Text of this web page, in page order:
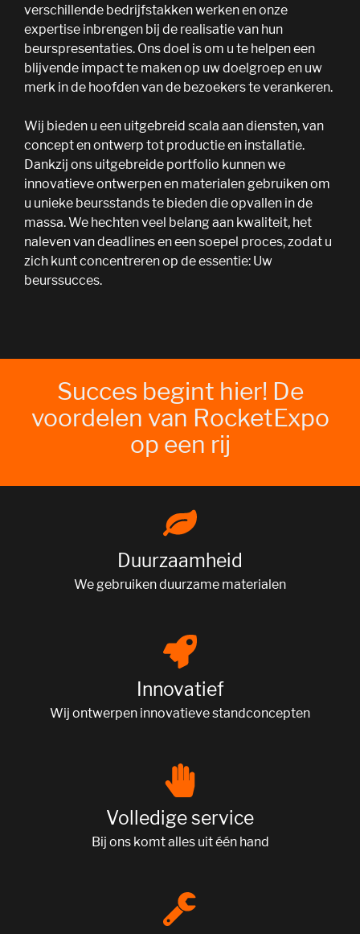
verschillende bedrijfstakken werken en onze
expertise inbrengen bij de realisatie van hun
beurspresentaties. Ons doel is om u te helpen een
blijvende impact te maken op uw doelgroep en uw
merk in de hoofden van de bezoekers te verankeren.
Wij bieden u een uitgebreid scala aan diensten, van
concept en ontwerp tot productie en installatie.
Dankzij ons uitgebreide portfolio kunnen we
innovatieve ontwerpen en materialen gebruiken om
u unieke beursstands te bieden die opvallen in de
massa. We hechten veel belang aan kwaliteit, het
naleven van deadlines en een soepel proces, zodat u
zich kunt concentreren op de essentie: Uw
beurssucces.
Succes begint hier! De
voordelen van RocketExpo
op een rij
Duurzaamheid
We gebruiken duurzame materialen
Innovatief
Wij ontwerpen innovatieve standconcepten
Volledige service
Bij ons komt alles uit één hand